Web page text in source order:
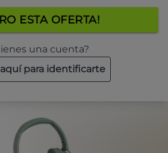
ESTA OFERTA!
una cuenta?
aquí para identificarte